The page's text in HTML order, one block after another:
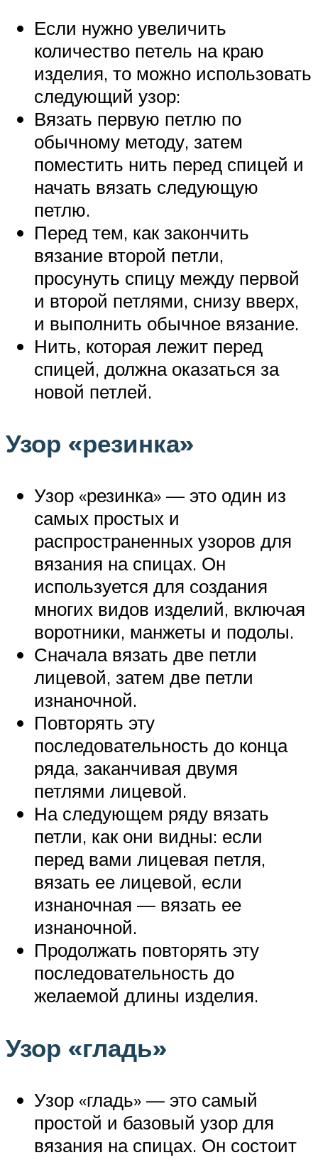
Если нужно увеличить
количество петель на краю
изделия, то можно использовать
следующий узор:
Вязать первую петлю по
обычному методу, затем
поместить нить перед спицей и
начать вязать следующую
петлю.
Перед тем, как закончить
вязание второй петли,
просунуть спицу между первой
и второй петлями, снизу вверх,
и выполнить обычное вязание.
Нить, которая лежит перед
спицей, должна оказаться за
новой петлей.
Узор «резинка»
Узор «резинка» — это один из
самых простых и
распространенных узоров для
вязания на спицах. Он
используется для создания
многих видов изделий, включая
воротники, манжеты и подолы.
Сначала вязать две петли
лицевой, затем две петли
изнаночной.
Повторять эту
последовательность до конца
ряда, заканчивая двумя
петлями лицевой.
На следующем ряду вязать
петли, как они видны: если
перед вами лицевая петля,
вязать ее лицевой, если
изнаночная — вязать ее
изнаночной.
Продолжать повторять эту
последовательность до
желаемой длины изделия.
Узор «гладь»
Узор «гладь» — это самый
простой и базовый узор для
вязания на спицах. Он состоит